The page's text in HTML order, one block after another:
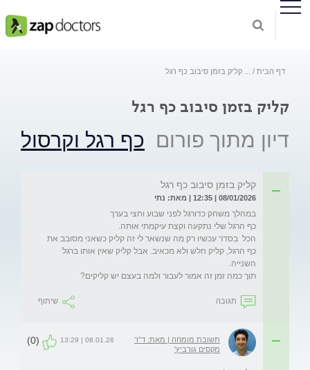
דף הבית קליק בזמן סיבוב כף רגל
קליק בזמן סיבוב כף רגל
דיון מתוך פורום כף רגל וקרסול
קליק בזמן סיבוב כף רגל
08/01/2026 | 12:35 | מאת: נתי
הכל  בסדר עכשיו רק מה שנשאר לי זה קליק כשאני מסובב את
כף הרגל, קליק חלש ולא מכאיב. אבל קליק שאין אותו ברגל
תוך כמה זמן זה אמור לעבור ולמה בעצם יש קליקים?
תגובה שיתוף
תשובת מומחה | מאת: ד"ר
מקסים גורביץ'
08.01.26 | 13:29
(0)